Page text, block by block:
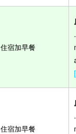
住宿加早餐
住宿加早餐